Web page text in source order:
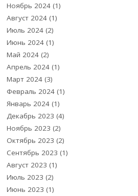
Ноябрь 2024 (1)
Август 2024 (1)
Июль 2024 (2)
Июнь 2024 (1)
Май 2024 (2)
Апрель 2024 (1)
Март 2024 (3)
Февраль 2024 (1)
Январь 2024 (1)
Декабрь 2023 (4)
Ноябрь 2023 (2)
Октябрь 2023 (2)
Сентябрь 2023 (1)
Август 2023 (1)
Июль 2023 (2)
Июнь 2023 (1)